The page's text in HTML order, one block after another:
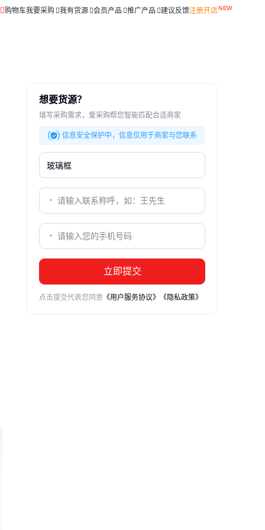
购物车我要采购 我有货源 会员产品 推广产品 建议反馈注册开店
想要货源？
填写采购需求，爱采购帮您智能匹配合适商家
信息安全保护中，信息仅用于商家与您联系
立即提交
点击提交代表您同意 《用户服务协议》 《隐私政策》